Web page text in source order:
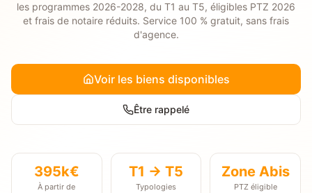
les programmes 2026-2028, du T1 au T5, éligibles PTZ 2026
et frais de notaire réduits. Service 100 % gratuit, sans frais
d'agence.
Voir les biens disponibles
Être rappelé
395k€
À partir de
T1 → T5
Typologies
Zone Abis
PTZ éligible